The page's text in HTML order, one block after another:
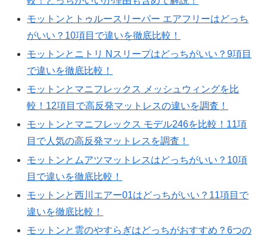
モットンとトゥルースリーパー エアフリーはどっち
がいい？10項目で違いを徹底比較！
モットンとニトリ Nスリープはどっちがいい？9項目
で違いを徹底比較！
モットンとマニフレックス メッシュウィングを比
較！12項目で高反発マットレスの違いを調査！
モットンとマニフレックス モデル246を比較！11項
目で人気の高反発マットレスを調査！
モットンとムアツマットレスはどっちがいい？10項
目で違いを徹底比較！
モットンと西川エアー01はどっちがいい？11項目で
違いを徹底比較！
モットンと雲のやすらぎはどっちがおすすめ？6つの